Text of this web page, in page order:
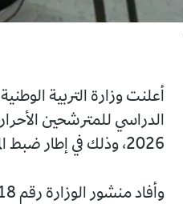
أعلنت وزارة التربية
الدراسي للمترشحين الأحرار
2026، وذلك في إطار ضبط الملف الرقمي للتسجيلات.